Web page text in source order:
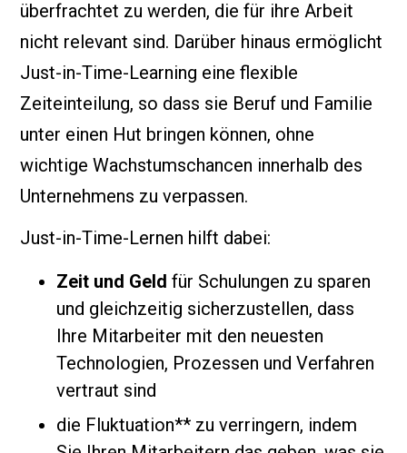
überfrachtet zu werden, die für ihre Arbeit
nicht relevant sind. Darüber hinaus ermöglicht
Just-in-Time-Learning eine flexible
Zeiteinteilung, so dass sie Beruf und Familie
unter einen Hut bringen können, ohne
wichtige Wachstumschancen innerhalb des
Unternehmens zu verpassen.
Just-in-Time-Lernen hilft dabei:
Zeit und Geld für Schulungen zu sparen
und gleichzeitig sicherzustellen, dass
Ihre Mitarbeiter mit den neuesten
Technologien, Prozessen und Verfahren
vertraut sind
die Fluktuation** zu verringern, indem